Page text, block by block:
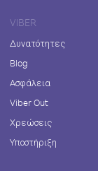
VIBER
Δυνατότητες
Blog
Ασφάλεια
Viber Out
Χρεώσεις
Υποστήριξη